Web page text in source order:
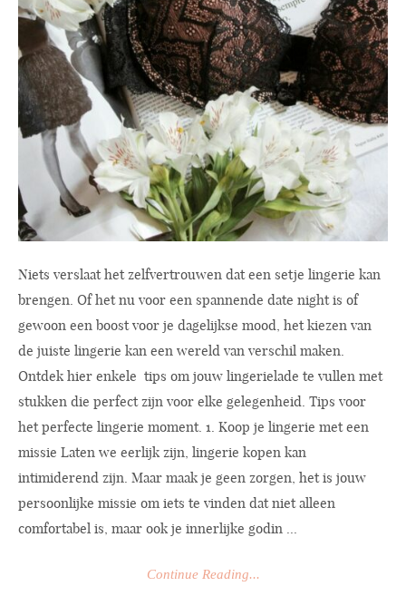
Niets verslaat het zelfvertrouwen dat een setje lingerie kan
brengen. Of het nu voor een spannende date night is of
gewoon een boost voor je dagelijkse mood, het kiezen van
de juiste lingerie kan een wereld van verschil maken.
Ontdek hier enkele tips om jouw lingerielade te vullen met
stukken die perfect zijn voor elke gelegenheid. Tips voor
het perfecte lingerie moment. 1. Koop je lingerie met een
missie Laten we eerlijk zijn, lingerie kopen kan
intimiderend zijn. Maar maak je geen zorgen, het is jouw
persoonlijke missie om iets te vinden dat niet alleen
comfortabel is, maar ook je innerlijke godin ...
Continue Reading...